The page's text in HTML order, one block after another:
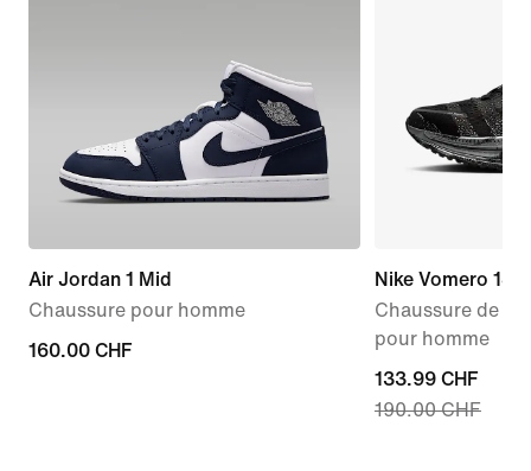
Air Jordan 1 Mid
Chaussure pour homme
160.00 CHF
160.00 CHF
Nike Vomero 18
Chaussure de
pour homme
current
price
133.99 CHF
190.00 CHF